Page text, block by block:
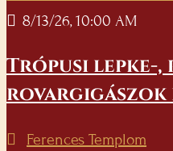
8/13/26, 10:00 AM
Trópusi lepke-,
Ferences Templom